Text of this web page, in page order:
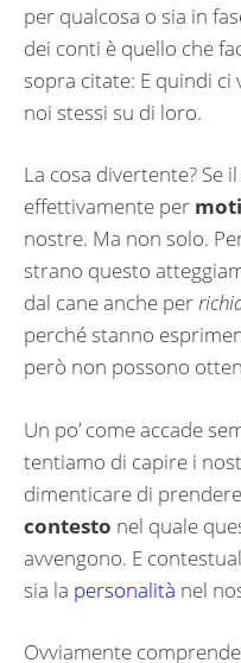
per qualcosa o sia in
dei conti è quello che
sopra citate: E quindi
noi stessi su di loro.
La cosa divertente? Se
effettivamente per
nostre. Ma non solo.
strano questo
dal cane anche per
perché stanno
però non possono
Un po’ come accade
tentiamo di capire i
dimenticare di
contesto nel quale
avvengono. E
sia la personalità nel
Ovviamente